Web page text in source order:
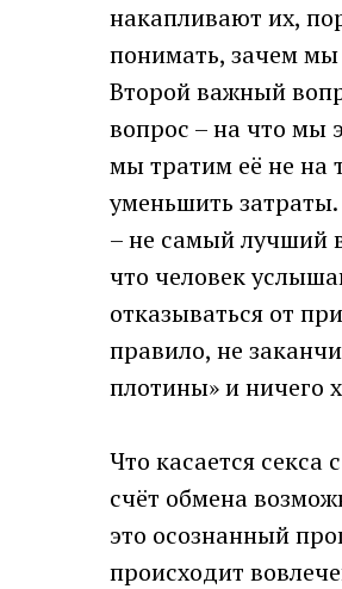
накапливают их,
понимать, зачем мы
Второй важный
вопрос – на что мы
мы тратим её не на
уменьшить
– не самый лучший
что человек
отказываться от
правило, не
плотины» и ничего
Что касается секса
счёт обмена
это осознанный
происходит